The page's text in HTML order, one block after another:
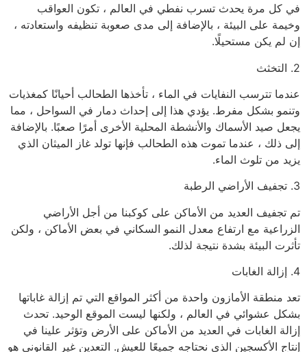
في كل مرة يحدث تسرب نفطي في العالم ، تكون العواقب
وخيمة على البيئة ، بالإضافة إلى مدى صعوبة تنظيفه واستعادته ،
إن لم يكن مستحيلًا.
2. التخثث
عندما تترسب النفايات في الماء ، تأخذها الطحالب أحيانًا كمغذيات
وتنمو بشكل مفرط. يؤدي هذا إلى إحداث دمار في السواحل ، مما
يجعل صيد الأسماك والأنشطة المحلية الأخرى أمرًا صعبًا. بالإضافة
إلى ذلك ، عندما تموت هذه الطحالب فإنها تولد غاز الميثان الذي
يزيد من تلوث الماء.
3. تجفيف الأراضي الرطبة
تم تجفيف العديد من الأماكن على كوكبنا من أجل الأراضي
الزراعية مع ارتفاع معدل النمو السكاني في بعض الأماكن ، ولكن
تأثرت البيئة بشدة نتيجة لذلك.
4. إزالة الغابات
تعد منطقة الأمازون واحدة من أكثر المواقع التي تم إزالة غاباتها
بشكل عشوائي في العالم ، ولكنها ليست الموقع الوحيد. تحدث
إزالة الغابات في العديد من الأماكن على الأرض وتؤثر علينا في
إنتاج الأكسجين الذي نحتاجه جميعًا للعيش. التعدين غير القانوني هو